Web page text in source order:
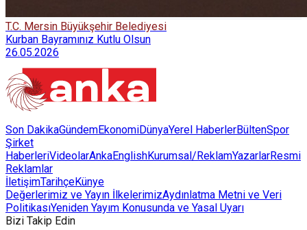
T.C. Mersin Büyükşehir Belediyesi
Kurban Bayramınız Kutlu Olsun
26.05.2026
Son DakikaGündemEkonomiDünyaYerel HaberlerBültenSpor
Şirket
HaberleriVideolarAnkaEnglishKurumsal/ReklamYazarlarResmi
Reklamlar
İletişimTarihçeKünye
Değerlerimiz ve Yayın İlkelerimizAydınlatma Metni ve Veri
PolitikasıYeniden Yayım Konusunda ve Yasal Uyarı
Bizi Takip Edin